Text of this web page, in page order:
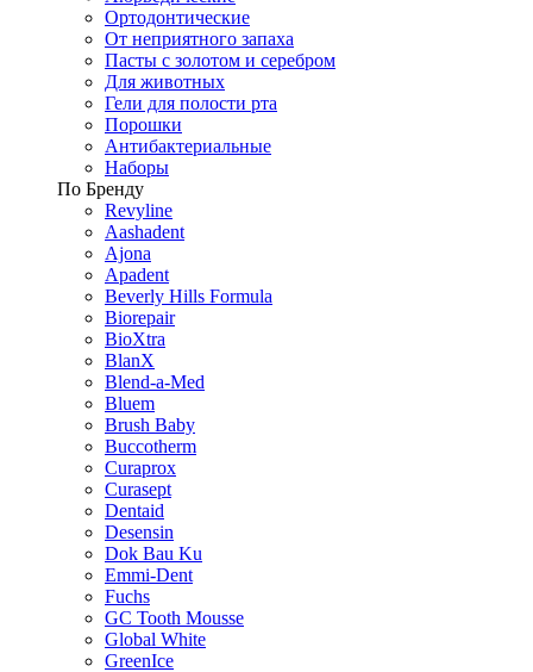
Ортодонтические
От неприятного запаха
Пасты с золотом и серебром
Для животных
Гели для полости рта
Порошки
Антибактериальные
Наборы
По Бренду
Revyline
Aashadent
Ajona
Apadent
Beverly Hills Formula
Biorepair
BioXtra
BlanX
Blend-a-Med
Bluem
Brush Baby
Buccotherm
Curaprox
Curasept
Dentaid
Desensin
Dok Bau Ku
Emmi-Dent
Fuchs
GC Tooth Mousse
Global White
GreenIce